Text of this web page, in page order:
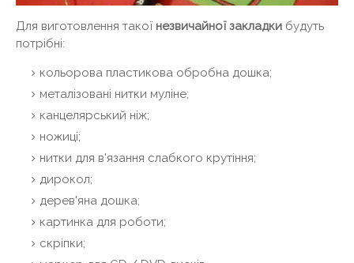
Для виготовлення такої незвичайної закладки будуть
потрібні:
кольорова пластикова обробна дошка;
металізовані нитки муліне;
канцелярський ніж;
ножиці;
нитки для в'язання слабкого крутіння;
дирокол;
дерев'яна дошка;
картинка для роботи;
скріпки;